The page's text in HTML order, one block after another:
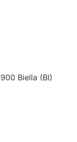
Biella (BI)